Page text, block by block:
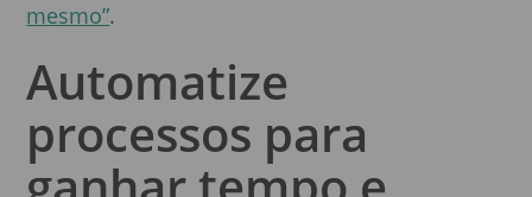
mesmo”.
Automatize
processos para